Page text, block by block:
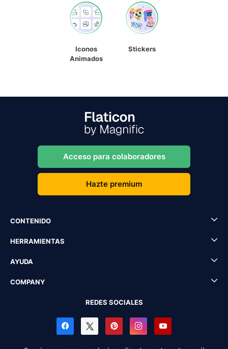
Iconos
Animados
Stickers
Acceso para colaboradores
Hazte premium
CONTENIDO
HERRAMIENTAS
AYUDA
COMPANY
REDES SOCIALES